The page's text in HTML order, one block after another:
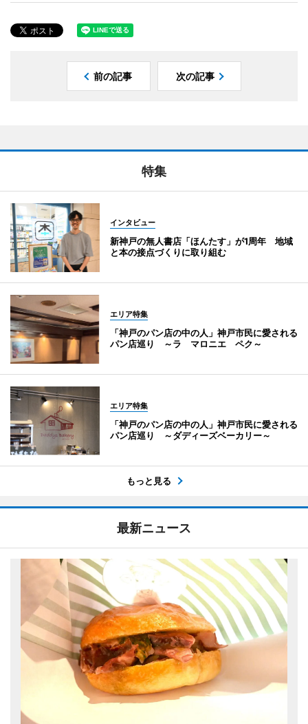
前の記事 次の記事
特集
インタビュー
新神戸の無人書店「ほんたす」が1周年 地域
と本の接点づくりに取り組む
エリア特集
「神戸のパン店の中の人」神戸市民に愛される
パン店巡り ～ラ マロニエ ペク～
エリア特集
「神戸のパン店の中の人」神戸市民に愛される
パン店巡り ～ダディーズベーカリー～
もっと見る
最新ニュース